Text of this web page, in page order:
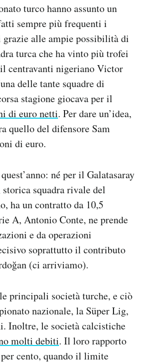
turco hanno assunto un
sempre più frequenti i
alle ampie possibilità di
turca che ha vinto più trofei
centravanti nigeriano Victor
delle tante squadre di
stagione giocava per il
di euro netti. Per dare un’idea,
quello del difensore Sam
di euro.
né per il Galatasaray
squadra rivale del
ha un contratto da 10,5
A, Antonio Conte, ne prende
e da operazioni
soprattutto il contributo
(ci arriviamo).
principali società turche, e ciò
nazionale, la Süper Lig,
Inoltre, le società calcistiche
molti debiti. Il loro rapporto
cento, quando il limite